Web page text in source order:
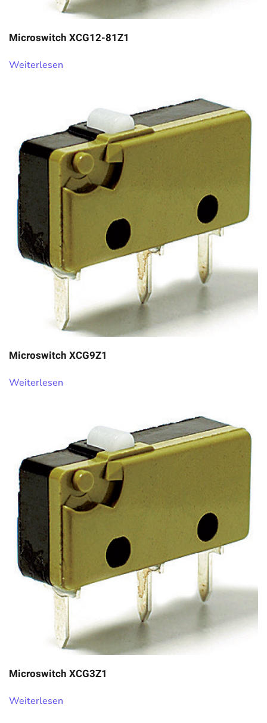
Microswitch XCG12-81Z1
Weiterlesen
Microswitch XCG9Z1
Weiterlesen
Microswitch XCG3Z1
Weiterlesen